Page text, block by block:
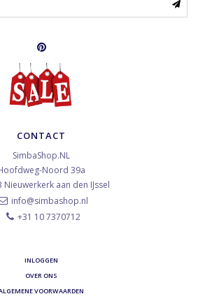
CONTACT
SimbaShop.NL
Noord 39a
Nieuwerkerk aan den IJssel
info@simbashop.nl
+31 10 7370712
INLOGGEN
OVER ONS
VOORWAARDEN